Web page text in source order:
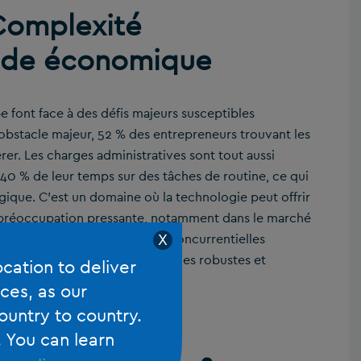
économique
font face à des défis majeurs susceptibles
majeur, 52 % des entrepreneurs trouvant les
Les charges administratives sont tout aussi
% de leur temps sur des tâches de routine, ce qui
C’est un domaine où la technologie peut offrir
pressante, notamment dans le marché
et les pressions concurrentielles
la nécessité de stratégies robustes et
rôle majeur.
X
to deliver
as our
to country.
can learn